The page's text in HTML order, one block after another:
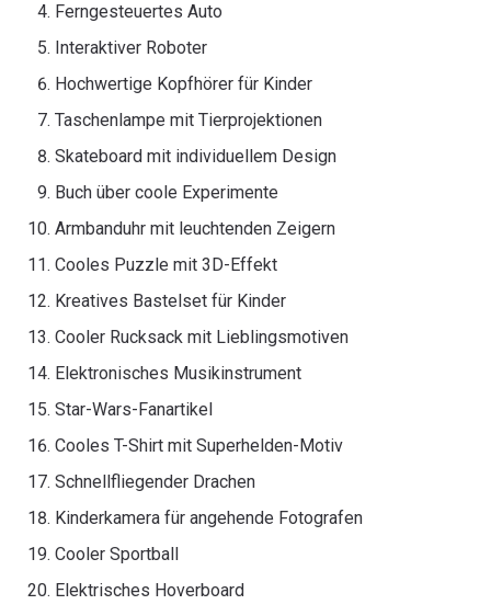
Ferngesteuertes Auto
Interaktiver Roboter
Hochwertige Kopfhörer für Kinder
Taschenlampe mit Tierprojektionen
Skateboard mit individuellem Design
Buch über coole Experimente
Armbanduhr mit leuchtenden Zeigern
Cooles Puzzle mit 3D-Effekt
Kreatives Bastelset für Kinder
Cooler Rucksack mit Lieblingsmotiven
Elektronisches Musikinstrument
Star-Wars-Fanartikel
Cooles T-Shirt mit Superhelden-Motiv
Schnellfliegender Drachen
Kinderkamera für angehende Fotografen
Cooler Sportball
Elektrisches Hoverboard